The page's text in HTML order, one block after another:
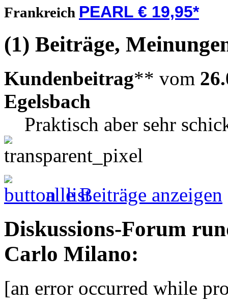
Frankreich PEARL € 19,95*
(1) Beiträge,
Kundenbeitrag** vom
Egelsbach
Praktisch aber sehr
alle Beiträge anzeigen
Diskussions-Forum
Carlo Milano:
[an error occurred while